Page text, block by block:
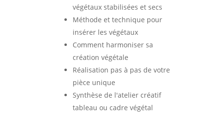
végétaux stabilisées et secs
Méthode et technique pour
insérer les végétaux
Comment harmoniser sa
création végétale
Réalisation pas à pas de votre
pièce unique
Synthèse de l'atelier créatif
tableau ou cadre végétal